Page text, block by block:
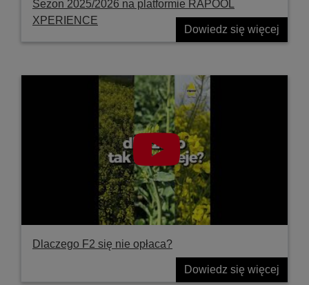
Sezon 2025/2026 na platformie RAPOOL
XPERIENCE
Dowiedz się więcej
Dlaczego F2 się nie opłaca?
Dowiedz się więcej